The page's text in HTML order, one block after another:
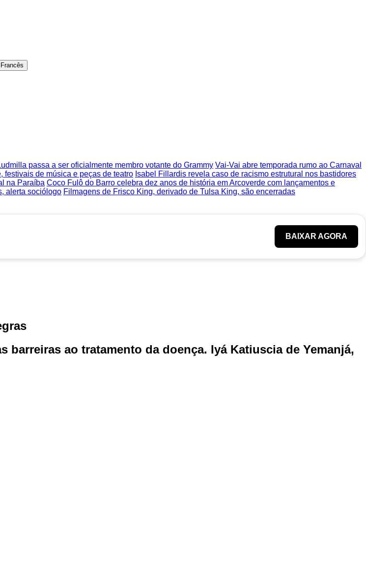
passa a ser oficialmente membro votante do Grammy Vai-Vai abre temporada rumo ao Carnaval
festivais de música e peças de teatro Isabel Fillardis revela caso de racismo estrutural nos bastidores
na Paraíba Coco Fulô do Barro celebra dez anos de história em Arcoverde com lançamentos e
alerta sociólogo Filmagens de Frisco King, derivado de Tulsa King, são encerradas
BAIXAR AGORA
ao tratamento da doença. Iyá Katiuscia de Yemanjá,